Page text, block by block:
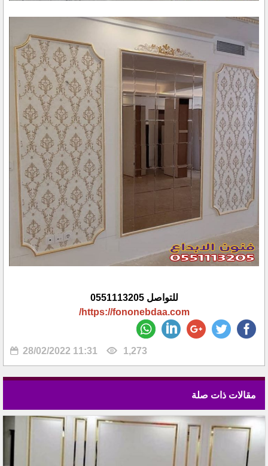
للتواصل 0551113205
https://fononebdaa.com/
28/02/2022 11:31 1,273
مقالات ذات صلة